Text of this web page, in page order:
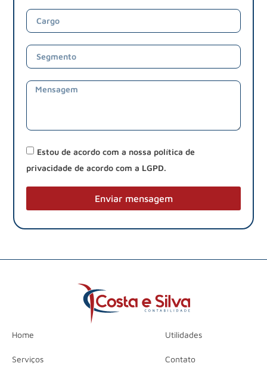
Estou de acordo com a nossa política de
privacidade de acordo com a LGPD.
Enviar mensagem
Home
Serviços
Utilidades
Contato